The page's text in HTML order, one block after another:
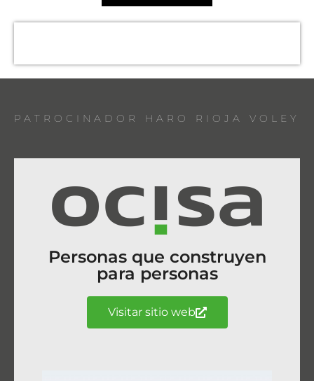
PATROCINADOR HARO RIOJA VOLEY
Personas que construyen
para personas
Visitar sitio web